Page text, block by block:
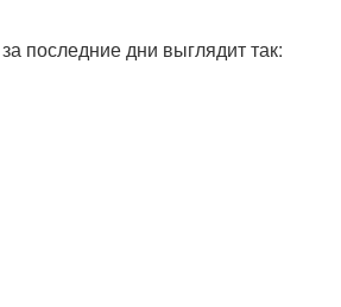
последние дни выглядит так: